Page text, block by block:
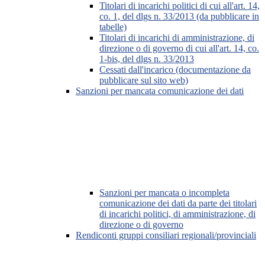
Titolari di incarichi politici di cui all'art. 14,
co. 1, del dlgs n. 33/2013 (da pubblicare in
tabelle)
Titolari di incarichi di amministrazione, di
direzione o di governo di cui all'art. 14, co.
1-bis, del dlgs n. 33/2013
Cessati dall'incarico (documentazione da
pubblicare sul sito web)
Sanzioni per mancata comunicazione dei dati
Sanzioni per mancata o incompleta
comunicazione dei dati da parte dei titolari
di incarichi politici, di amministrazione, di
direzione o di governo
Rendiconti gruppi consiliari regionali/provinciali